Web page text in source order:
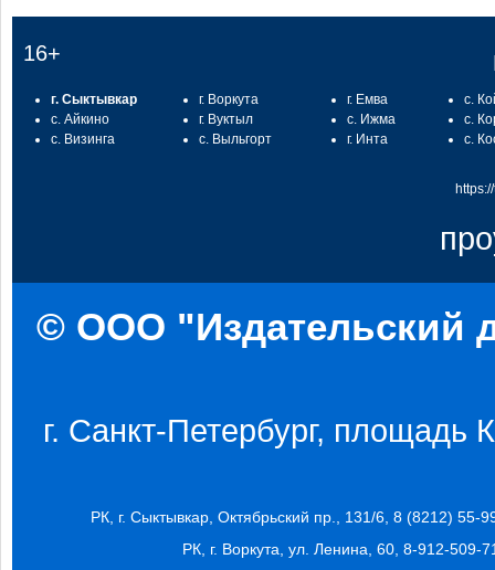
16+
г. Сыктывкар
с. Айкино
с. Визинга
г. Воркута
г. Вуктыл
с. Выльгорт
г. Емва
с. Ижма
г. Инта
с.
с.
с.
© ООО "Издательский
г. Санкт-Петербург, площадь
РК, г. Сыктывкар, Октябрьский пр., 131/6, 8 (8212) 55-
РК, г. Воркута, ул. Ленина, 60, 8-912-509-